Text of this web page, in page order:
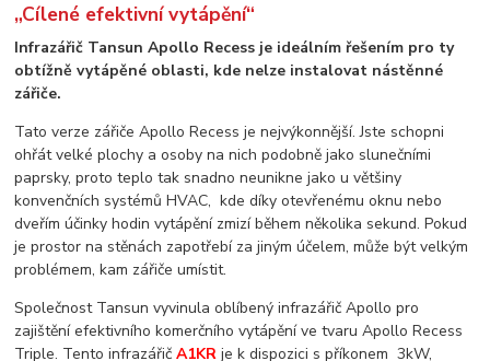
„Cílené efektivní vytápění“
Infrazářič Tansun Apollo Recess je ideálním řešením pro ty
obtížně vytápěné oblasti, kde nelze instalovat nástěnné
zářiče.
Tato verze zářiče Apollo Recess je nejvýkonnější. Jste schopni
ohřát velké plochy a osoby na nich podobně jako slunečními
paprsky, proto teplo tak snadno neunikne jako u většiny
konvenčních systémů HVAC, kde díky otevřenému oknu nebo
dveřím účinky hodin vytápění zmizí během několika sekund. Pokud
je prostor na stěnách zapotřebí za jiným účelem, může být velkým
problémem, kam zářiče umístit.
Společnost Tansun vyvinula oblíbený infrazářič Apollo pro
zajištění efektivního komerčního vytápění ve tvaru Apollo Recess
Triple. Tento infrazářičA1KR je k dispozici s příkonem 3kW,